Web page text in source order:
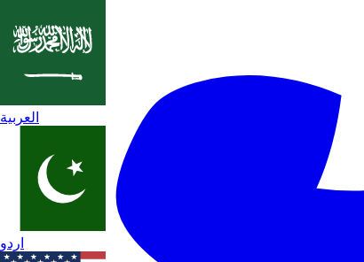
العربية
اردو